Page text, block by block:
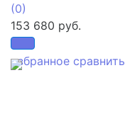
избранное сравнить
(0)
153 680 руб.